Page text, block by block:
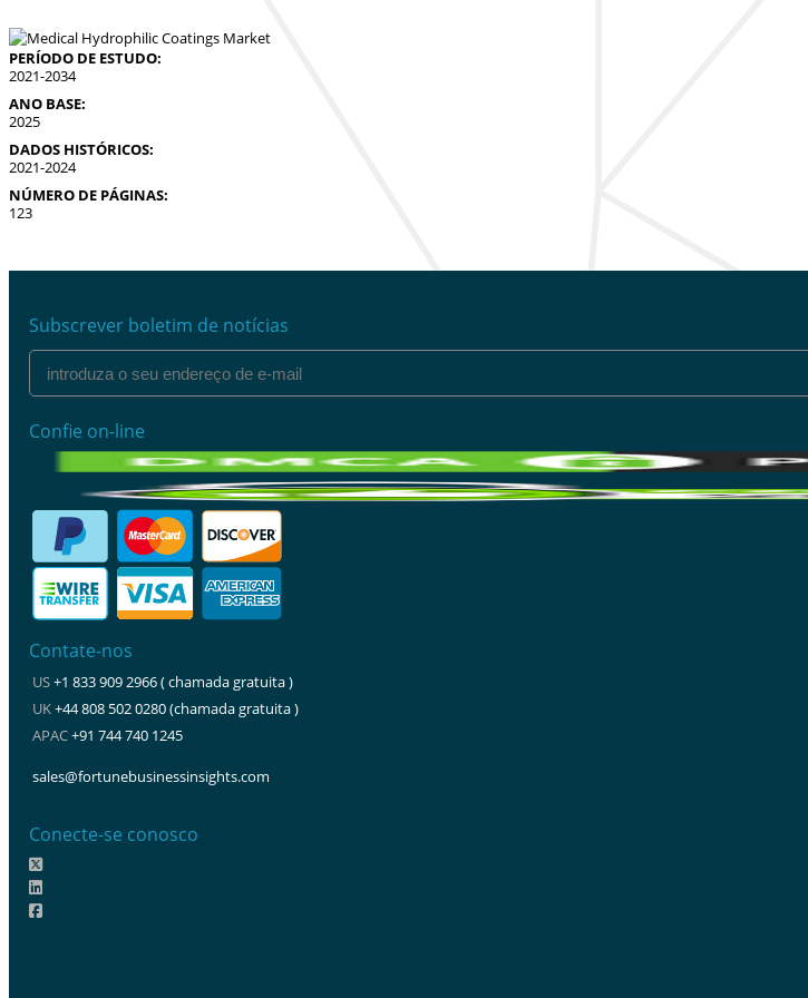
PERÍODO DE ESTUDO:
2021-2034
ANO BASE:
2025
DADOS HISTÓRICOS:
2021-2024
NÚMERO DE PÁGINAS:
123
Subscrever boletim de notícias
Confie on-line
Contate-nos
US+1 833 909 2966 ( chamada gratuita )
UK+44 808 502 0280 (chamada gratuita )
APAC+91 744 740 1245
sales@fortunebusinessinsights.com
Conecte-se conosco